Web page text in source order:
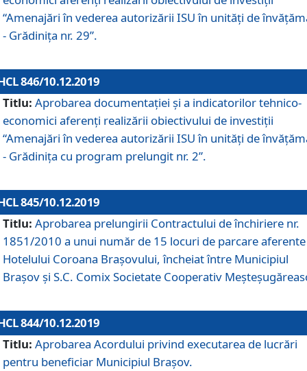
“Amenajări în vederea autorizării ISU în unități de
- Grădinița nr. 29”.
846/10.12.2019
Titlu: Aprobarea documentației și a indicatorilor tehnico-
economici aferenți realizării obiectivului de investiții
“Amenajări în vederea autorizării ISU în unități de
- Grădinița cu program prelungit nr. 2”.
845/10.12.2019
Titlu: Aprobarea prelungirii Contractului de închiriere nr.
1851/2010 a unui număr de 15 locuri de parcare aferente
Hotelului Coroana Brașovului, încheiat între Municipiul
Braşov şi S.C. Comix Societate Cooperativ
844/10.12.2019
Titlu: Aprobarea Acordului privind executarea de lucrări
pentru beneficiar Municipiul Brașov.